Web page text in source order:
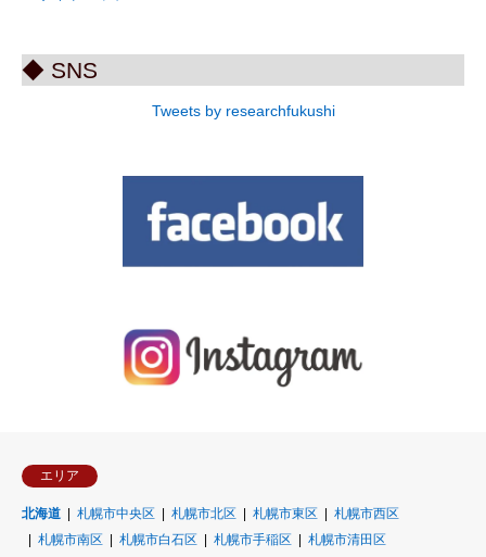
◆ SNS
Tweets by researchfukushi
エリア
北海道 札幌市中央区 札幌市北区 札幌市東区
札幌市西区
札幌市南区
札幌市白石区 札幌市手稲区
札幌市清田区